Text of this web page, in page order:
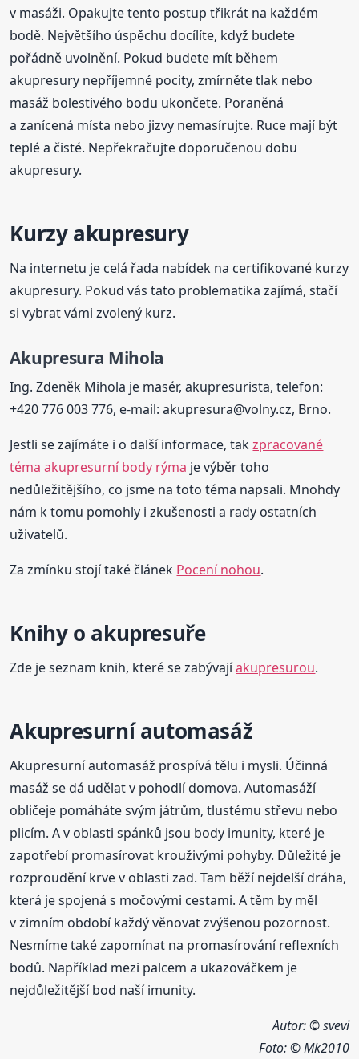
v masáži. Opakujte tento postup třikrát na každém
bodě. Největšího úspěchu docílíte, když budete
pořádně uvolnění. Pokud budete mít během
akupresury nepříjemné pocity, zmírněte tlak nebo
masáž bolestivého bodu ukončete. Poraněná
a zanícená místa nebo jizvy nemasírujte. Ruce mají být
teplé a čisté. Nepřekračujte doporučenou dobu
akupresury.
Kurzy akupresury
Na internetu je celá řada nabídek na certifikované kurzy
akupresury. Pokud vás tato problematika zajímá, stačí
si vybrat vámi zvolený kurz.
Akupresura Mihola
Ing. Zdeněk Mihola je masér, akupresurista, telefon:
+420 776 003 776, e-mail: akupresura@volny.cz, Brno.
Jestli se zajímáte i o další informace, takzpracované
téma akupresurní body rýma je výběr toho
nedůležitějšího, co jsme na toto téma napsali. Mnohdy
nám k tomu pomohly i zkušenosti a rady ostatních
uživatelů.
Za zmínku stojí také článek Pocení nohou.
Knihy o akupresuře
Zde je seznam knih, které se zabývajíakupresurou.
Akupresurní automasáž
Akupresurní automasáž prospívá tělu i mysli. Účinná
masáž se dá udělat v pohodlí domova. Automasáží
obličeje pomáháte svým játrům, tlustému střevu nebo
plicím. A v oblasti spánků jsou body imunity, které je
zapotřebí promasírovat krouživými pohyby. Důležité je
rozproudění krve v oblasti zad. Tam běží nejdelší dráha,
která je spojená s močovými cestami. A těm by měl
v zimním období každý věnovat zvýšenou pozornost.
Nesmíme také zapomínat na promasírování reflexních
bodů. Například mezi palcem a ukazováčkem je
nejdůležitější bod naší imunity.
Autor: © svevi
Foto:© Mk2010